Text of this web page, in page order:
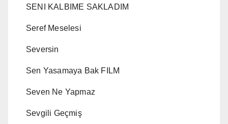
SENI KALBIME SAKLADIM
Seref Meselesi
Seversin
Sen Yasamaya Bak FILM
Seven Ne Yapmaz
Sevgili Geçmiş